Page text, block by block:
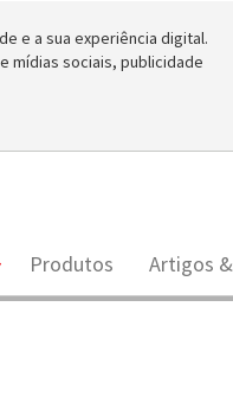
e a sua experiência digital.
mídias sociais, publicidade
Produtos Artigos